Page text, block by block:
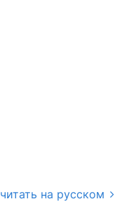
читать на русском